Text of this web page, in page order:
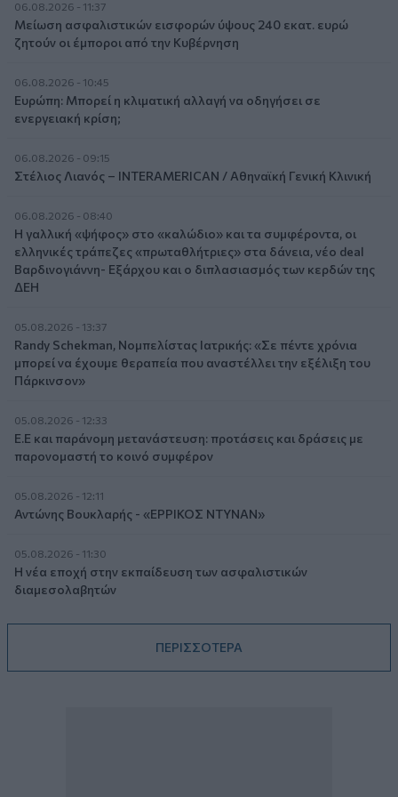
06.08.2026 - 11:37
Μείωση ασφαλιστικών εισφορών ύψους 240 εκατ. ευρώ
ζητούν οι έμποροι από την Κυβέρνηση
06.08.2026 - 10:45
Ευρώπη: Μπορεί η κλιματική αλλαγή να οδηγήσει σε
ενεργειακή κρίση;
06.08.2026 - 09:15
Στέλιος Λιανός – INTERAMERICAN / Αθηναϊκή Γενική Κλινική
06.08.2026 - 08:40
Η γαλλική «ψήφος» στο «καλώδιο» και τα συμφέροντα, οι
ελληνικές τράπεζες «πρωταθλήτριες» στα δάνεια, νέο deal
Βαρδινογιάννη- Εξάρχου και ο διπλασιασμός των κερδών της
ΔΕΗ
05.08.2026 - 13:37
Randy Schekman, Νομπελίστας Ιατρικής: «Σε πέντε χρόνια
μπορεί να έχουμε θεραπεία που αναστέλλει την εξέλιξη του
Πάρκινσον»
05.08.2026 - 12:33
Ε.Ε και παράνομη μετανάστευση: προτάσεις και δράσεις με
παρονομαστή το κοινό συμφέρον
05.08.2026 - 12:11
Αντώνης Βουκλαρής - «ΕΡΡΙΚΟΣ ΝΤΥΝΑΝ»
05.08.2026 - 11:30
Η νέα εποχή στην εκπαίδευση των ασφαλιστικών
διαμεσολαβητών
ΠΕΡΙΣΣΟΤΕΡΑ